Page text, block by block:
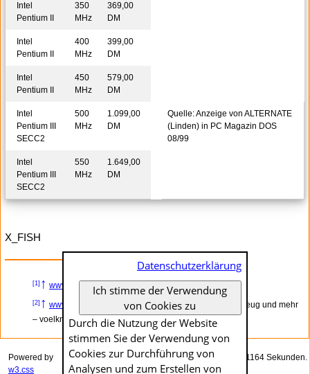
Intel
Pentium II
350
MHz
369,00
DM
Intel
Pentium II
400
MHz
399,00
DM
Intel
Pentium II
450
MHz
579,00
DM
Intel
Pentium III
SECC2
500
MHz
1.099,00
DM
Quelle: Anzeige von ALTERNATE
(Linden) in PC Magazin DOS
08/99
Intel
Pentium III
SECC2
550
MHz
1.649,00
DM
X_FISH
[1] ↑ www.x-fish.org – Logitech Pilot Maus von 1993
[2] ↑ www.voelkner.de
– Elektronik, Technik, Werkzeug und mehr
– voelkner – direkt günstiger
Das Generieren dieser Seite dauerte genau 0.01164 Sekunden.
Powered by
w3.css
Datenschutzerklärung
Ich stimme der Verwendung
von Cookies zu
Durch die Nutzung der Website
stimmen Sie der Verwendung von
Cookies zur Durch­führung von
Analysen und zum Erstellen von